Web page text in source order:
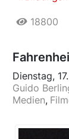
18800
Dienstag,
Guido
Medien